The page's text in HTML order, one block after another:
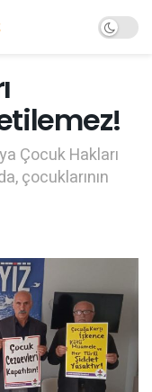
Çocuk Hakları
çocuklarının